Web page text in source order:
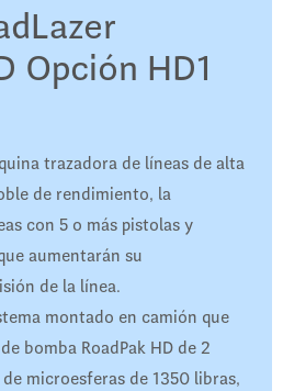
Opción HD1
trazadora de líneas de alta
de rendimiento, la
con 5 o más pistolas y
aumentarán su
de la línea.
montado en camión que
bomba RoadPak HD de 2
microesferas de 1350 libras,